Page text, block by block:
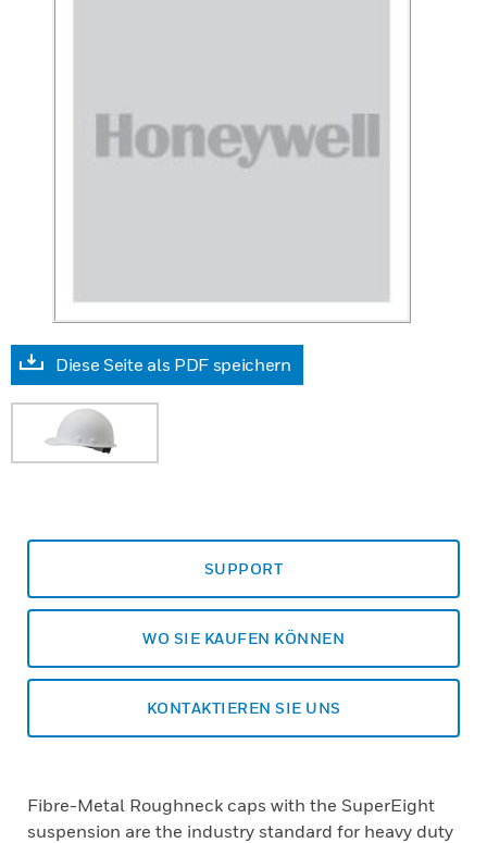
Diese Seite als PDF speichern
SUPPORT
WO SIE KAUFEN KÖNNEN
KONTAKTIEREN SIE UNS
Fibre-Metal Roughneck caps with the SuperEight
suspension are the industry standard for heavy duty